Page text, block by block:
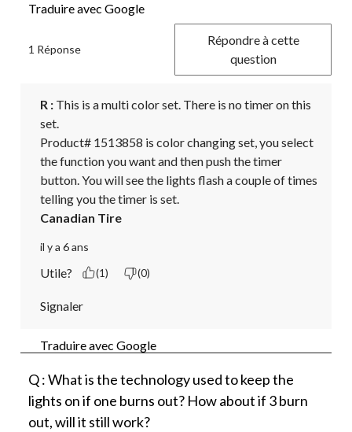
Traduire avec Google
1 Réponse
Répondre à cette
question
R : This is a multi color set. There is no timer on this
set.
Product# 1513858 is color changing set, you select
the function you want and then push the timer
button. You will see the lights flash a couple of times
telling you the timer is set.
Canadian Tire
il y a 6 ans
Utile? (1) (0)
Signaler
Traduire avec Google
Q : What is the technology used to keep the
lights on if one burns out? How about if 3 burn
out, will it still work?